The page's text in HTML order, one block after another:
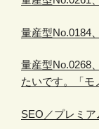
量産型No.0184
量産型No.0268
たいです。「モ
SEO／プレミ